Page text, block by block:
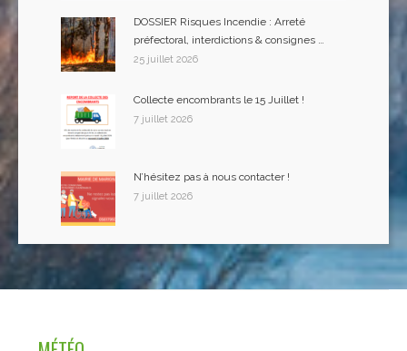
DOSSIER Risques Incendie : Arreté
préfectoral, interdictions & consignes …
25 juillet 2026
Collecte encombrants le 15 Juillet !
7 juillet 2026
N’hésitez pas à nous contacter !
7 juillet 2026